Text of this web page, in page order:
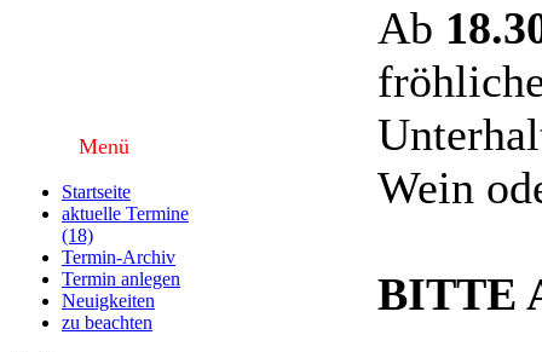
Menü
Startseite
aktuelle Termine
(18)
Termin-Archiv
Termin anlegen
Neuigkeiten
zu beachten
Ab
Wein
BITTE